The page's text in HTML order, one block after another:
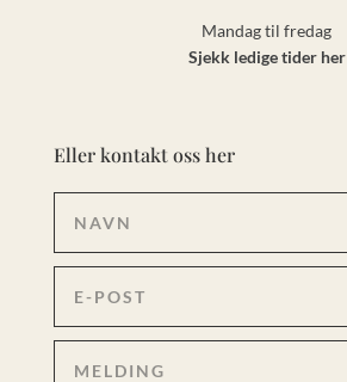
Mandag til fredag
Sjekk ledige tider her
Eller kontakt oss her